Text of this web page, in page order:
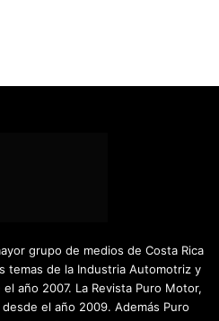
grupo de medios de Costa Rica
temas de la Industria Automotriz y
año 2007. La Revista Puro Motor,
el año 2009. Además Puro